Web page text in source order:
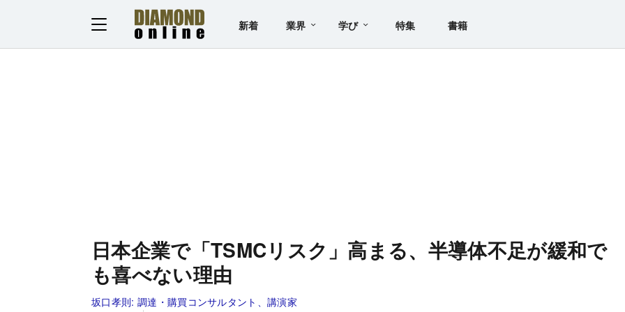
新着 業界 学び 特集 書籍
日本企業で「TSMCリスク」高まる、半導体不足が緩和で
も喜べない理由
坂口孝則: 調達・購買コンサルタント、講演家